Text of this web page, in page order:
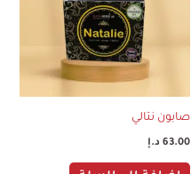
صابون نتالي
63.00 د.إ